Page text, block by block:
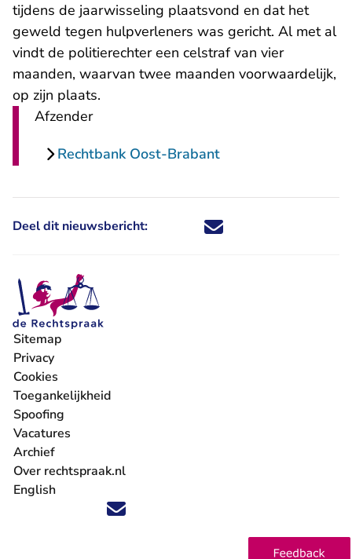
tijdens de jaarwisseling plaatsvond en dat het
geweld tegen hulpverleners was gericht. Al met al
vindt de politierechter een celstraf van vier
maanden, waarvan twee maanden voorwaardelijk,
op zijn plaats.
Afzender
Rechtbank Oost-Brabant
Deel dit nieuwsbericht: Deel dit nieuwsbericht via X -
Deel dit nieuwsbericht via
Deel dit nieuwsbericht
Deel dit
Volg ons op X (Twitter) - U verlaat Rechtspraak.nl
Volg ons op Facebook - U verlaat Rechtspraak.nl
Volg ons op Instagram - U verlaat Rechtspraak.nl
Volg ons op Youtube - U verlaat Rechtspraak.nl
Volg ons op LinkedIn - U verlaat
'Blijf op de hoogte' nieuwsbrief - U verlaat
Sitemap
Privacy
Cookies
Toegankelijkheid
Spoofing
Vacatures
- U verlaat Rechtspraak.nl
Archief
Over rechtspraak.nl
English